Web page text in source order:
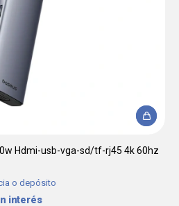
Hdmi-usb-vga-sd/tf-rj45 4k 60hz
o depósito
interés